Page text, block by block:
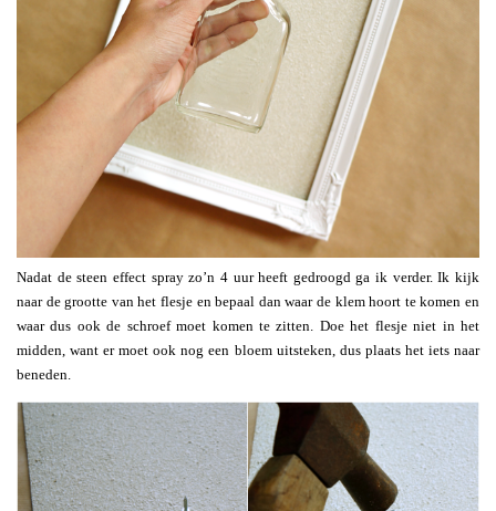
Nadat de steen effect spray zo’n 4 uur heeft gedroogd ga ik verder. Ik kijk
naar de grootte van het flesje en bepaal dan waar de klem hoort te komen en
waar dus ook de schroef moet komen te zitten. Doe het flesje niet in het
midden, want er moet ook nog een bloem uitsteken, dus plaats het iets naar
beneden.